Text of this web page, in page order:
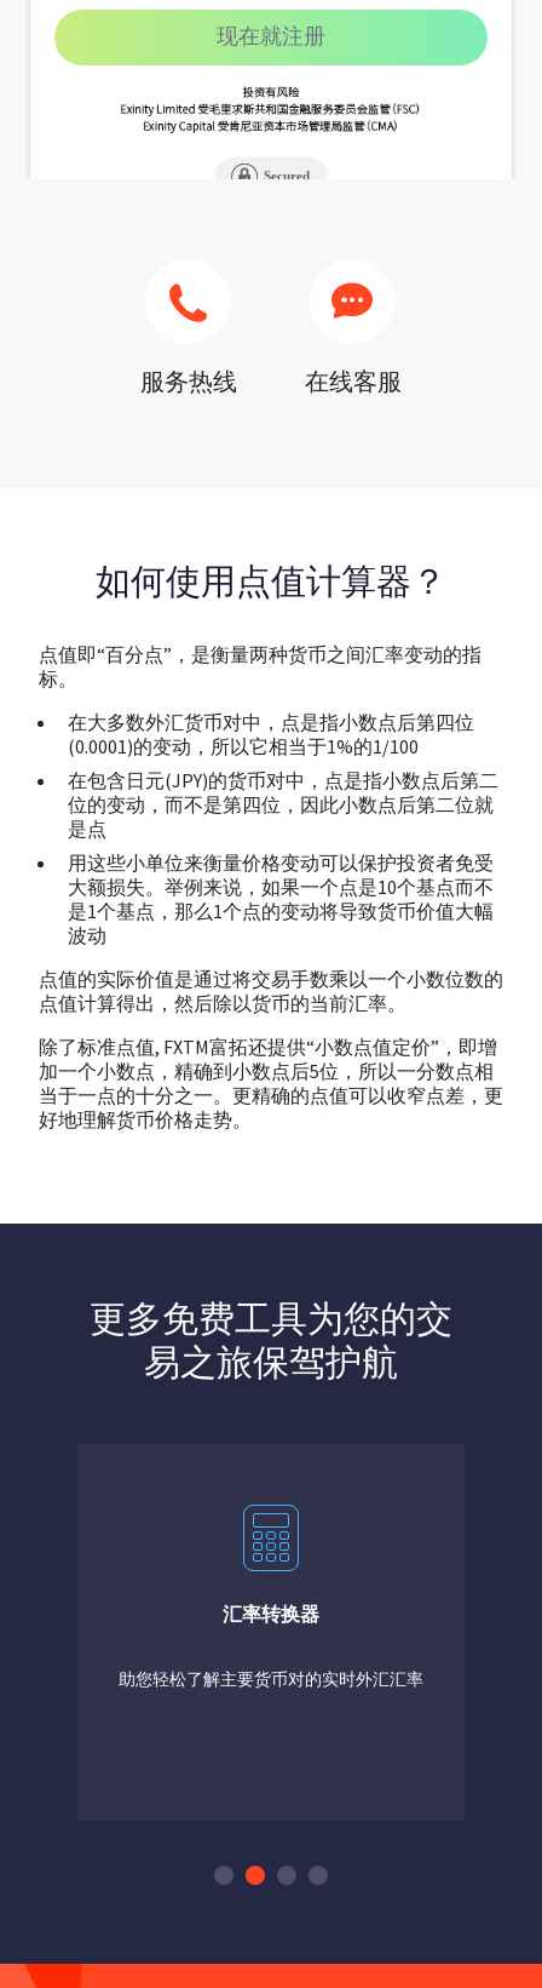
服务热线 在线客服
如何使用点值计算器？
点值即“百分点”，是衡量两种货币之间汇率变动的指
标。
在大多数外汇货币对中，点是指小数点后第四位
(0.0001)的变动，所以它相当于1%的1/100
在包含日元(JPY)的货币对中，点是指小数点后第二
位的变动，而不是第四位，因此小数点后第二位就
是点
用这些小单位来衡量价格变动可以保护投资者免受
大额损失。举例来说，如果一个点是10个基点而不
是1个基点，那么1个点的变动将导致货币价值大幅
波动
点值的实际价值是通过将交易手数乘以一个小数位数的
点值计算得出，然后除以货币的当前汇率。
除了标准点值, FXTM富拓还提供“小数点值定价”，即增
加一个小数点，精确到小数点后5位，所以一分数点相
当于一点的十分之一。更精确的点值可以收窄点差，更
好地理解货币价格走势。
更多免费工具为您的交
易之旅保驾护航
汇率转换器
助您轻松了解主要货币对的实时外汇汇率